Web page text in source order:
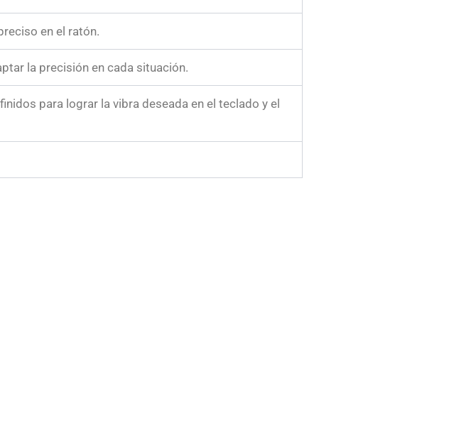
en el ratón.
la precisión en cada situación.
para lograr la vibra deseada en el teclado y el